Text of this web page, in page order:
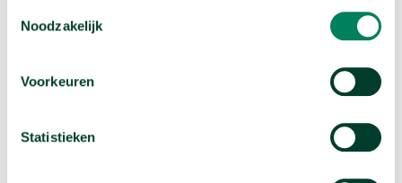
Noodzakelijk
Voorkeuren
Statistieken
arrow_forward